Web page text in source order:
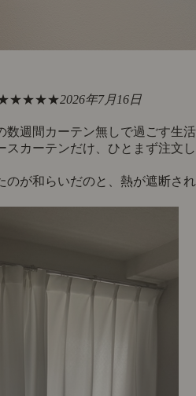
2026年7月16日
数週間カーテン無しで過ごす生活
スカーテンだけ、ひとまず注文し
のが和らいだのと、熱が遮断され